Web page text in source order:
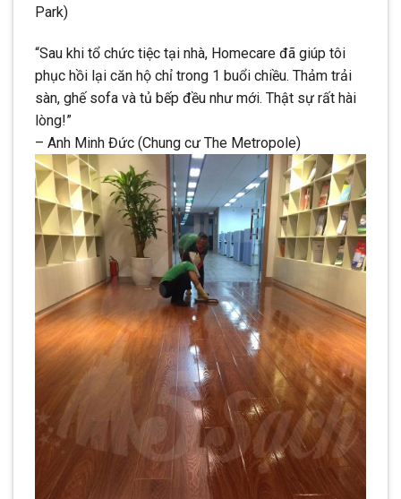
Park)
“Sau khi tổ chức tiệc tại nhà, Homecare đã giúp tôi
phục hồi lại căn hộ chỉ trong 1 buổi chiều. Thảm trải
sàn, ghế sofa và tủ bếp đều như mới. Thật sự rất hài
lòng!”
– Anh Minh Đức (Chung cư The Metropole)